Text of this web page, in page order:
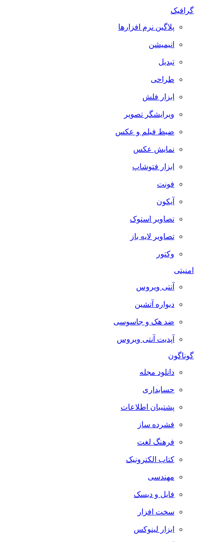
گرافیک
پلاگین نرم افزارها
انیمیشن
تبدیل
طراحی
ابزار فلش
ویرایشگر تصویر
ضبط فيلم و عكس
نمایش عکس
ابزار فتوشاپ
فونت
آیکون
تصاویر استوک
تصاویر لایه باز
وکتور
امنیتی
آنتی ویروس
دیواره آتشین
ضد هک و جاسوسی
آپدیت آنتی ویروس
گوناگون
دانلود مجله
حسابداری
پشتیبان اطلاعات
فشرده ساز
فرهنگ لغت
کتاب الکترونیک
مهندسی
فایل و دیسک
سخت افزار
ابزار لینوکس